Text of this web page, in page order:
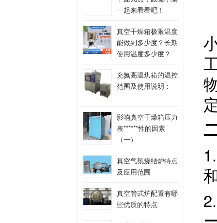
一起来看看吧！
真空干燥箱极限温度
能做到多少度？长期
使用温度多少度？
充氮高温烘箱的温控
范围及使用说明：
影响真空干燥箱压力
表******性的因素
（一）
真空气氛烧结炉特点
及应用范围
真空管式炉配置有哪
些优质的特点